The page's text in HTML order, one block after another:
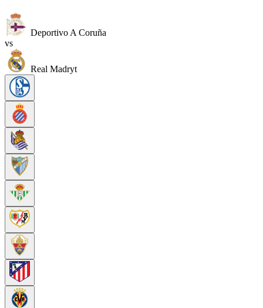
Deportivo A Coruña
vs
Real Madryt